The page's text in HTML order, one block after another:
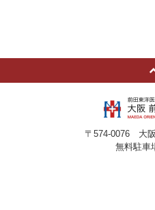
〒574-0076 大
無料駐車